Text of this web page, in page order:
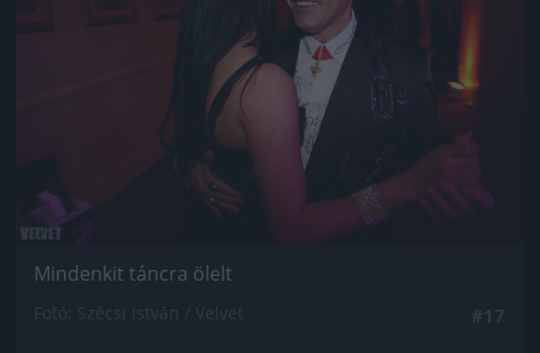
Mindenkit táncra ölelt